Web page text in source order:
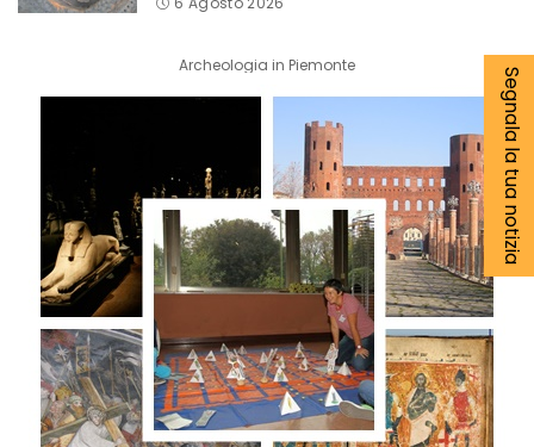
Archeologia in Piemonte
Segnala la tua notizia